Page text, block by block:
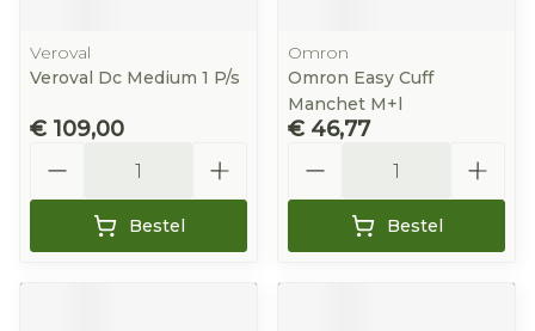
Veroval
Veroval Dc Medium 1 P/s
€ 109,00
Bestel
Omron
Omron Easy Cuff
Manchet M+l
€ 46,77
Bestel